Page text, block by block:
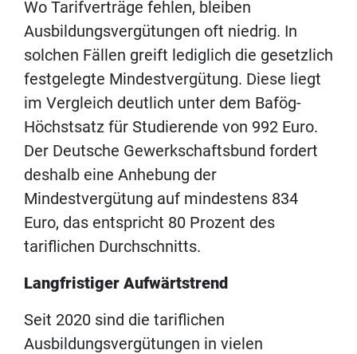
Wo Tarifverträge fehlen, bleiben
Ausbildungsvergütungen oft niedrig. In
solchen Fällen greift lediglich die gesetzlich
festgelegte Mindestvergütung. Diese liegt
im Vergleich deutlich unter dem Bafög-
Höchstsatz für Studierende von 992 Euro.
Der Deutsche Gewerkschaftsbund fordert
deshalb eine Anhebung der
Mindestvergütung auf mindestens 834
Euro, das entspricht 80 Prozent des
tariflichen Durchschnitts.
Langfristiger Aufwärtstrend
Seit 2020 sind die tariflichen
Ausbildungsvergütungen in vielen